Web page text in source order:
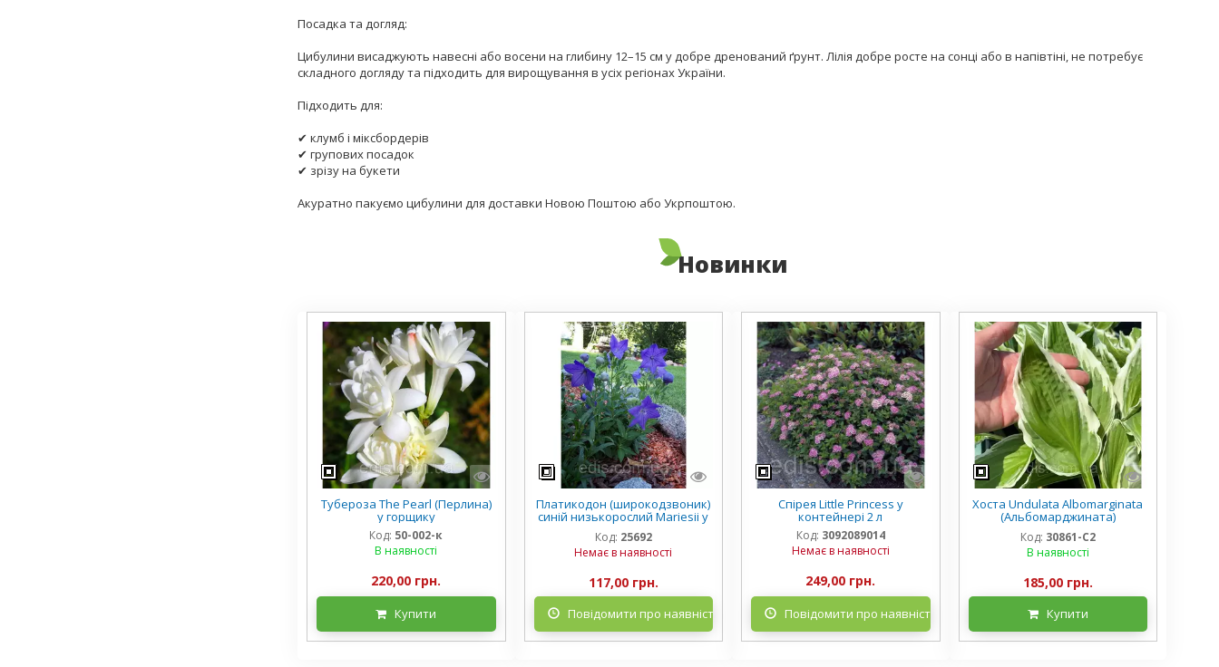
Посадка та догляд:
Цибулини висаджують навесні або восени на глибину 12–15 см у добре дренований ґрунт. Лілія добре росте на сонці або в напівтіні, не потребує
складного догляду та підходить для вирощування в усіх регіонах України.
Підходить для:
✔ клумб і міксбордерів
✔ групових посадок
✔ зрізу на букети
Акуратно пакуємо цибулини для доставки Новою Поштою або Укрпоштою.
Новинки
Тубероза The Pearl (Перлина)
у горщику
Код: 50-002-к
В наявності
220,00 грн.
Купити
Платикодон (широкодзвоник)
синій низькорослий Mariesii у
горщику
Код: 25692
Немає в наявності
117,00 грн.
Повідомити про наявність
Спірея Little Princess у
контейнері 2 л
Код: 3092089014
Немає в наявності
249,00 грн.
Повідомити про наявність
Хоста Undulata Albomarginata
(Альбомарджината)
контейнер 2 л, 3/+ розетки
Код: 30861-С2
В наявності
185,00 грн.
Купити